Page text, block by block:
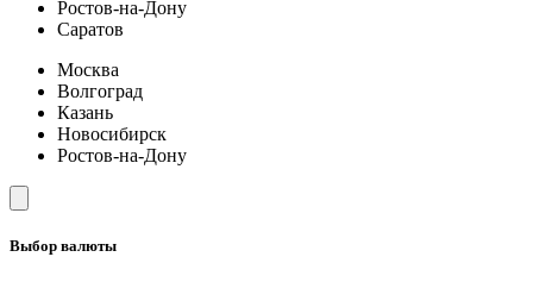
Ростов-на-Дону
Саратов
Москва
Волгоград
Казань
Новосибирск
Ростов-на-Дону
Выбор валюты